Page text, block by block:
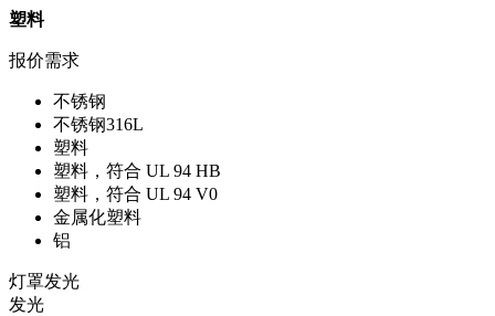
塑料
报价需求
不锈钢
不锈钢316L
塑料
塑料，符合 UL 94 HB
塑料，符合 UL 94 V0
金属化塑料
铝
灯罩发光
发光